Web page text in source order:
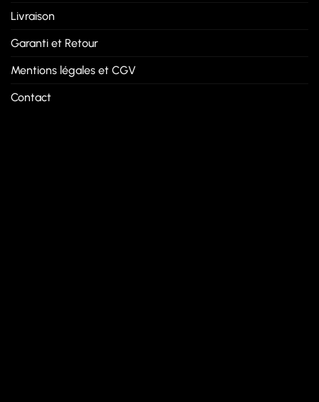
Livraison
Garanti et Retour
Mentions légales et CGV
Contact